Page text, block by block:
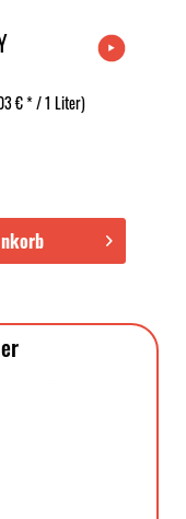
€ * / 1 Liter)